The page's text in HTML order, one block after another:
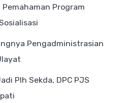
Program
Pengadministrasian
Plh Sekda, DPC PJS